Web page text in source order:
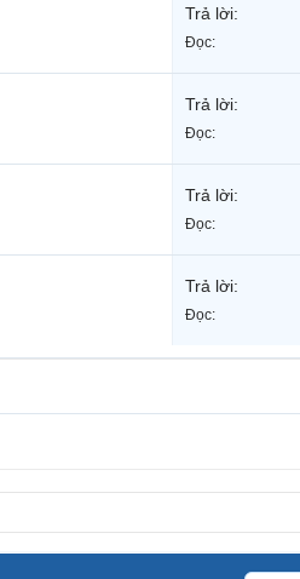
Trả lời:
Đọc:
Trả lời:
Đọc:
Trả lời:
Đọc:
Trả lời:
Đọc: